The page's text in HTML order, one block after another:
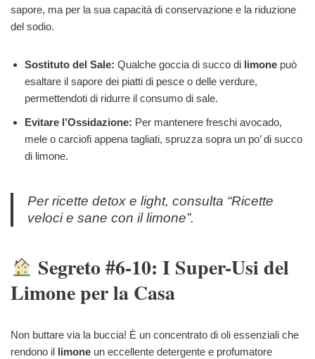
sapore, ma per la sua capacità di conservazione e la riduzione
del sodio.
Sostituto del Sale: Qualche goccia di succo di limone può
esaltare il sapore dei piatti di pesce o delle verdure,
permettendoti di ridurre il consumo di sale.
Evitare l’Ossidazione: Per mantenere freschi avocado,
mele o carciofi appena tagliati, spruzza sopra un po’ di succo
di limone.
Per ricette detox e light, consulta “Ricette
veloci e sane con il limone”.
Segreto #6-10: I Super-Usi del
Limone per la Casa
Non buttare via la buccia! È un concentrato di oli essenziali che
rendono il limone un eccellente detergente e profumatore